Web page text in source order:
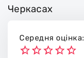
Черкасах
Середня